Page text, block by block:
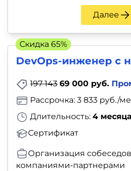
Далее
DevOps-инженер с
197 143 69 000 руб.
Длительность: 4 месяца
Сертификат
Рассрочка: 3 833 руб./
Организация
компаниями-партнерами
Скидка 65%